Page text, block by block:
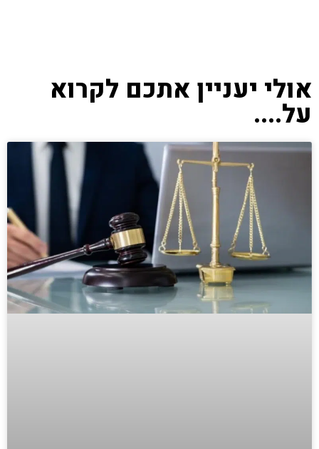
אולי יעניין אתכם לקרוא
על....